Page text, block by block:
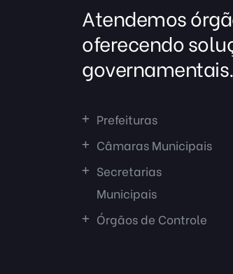
Atendemos
oferecendo
governamentais.
Prefeituras
Câmaras Municipais
Secretarias
Municipais
Órgãos de Controle